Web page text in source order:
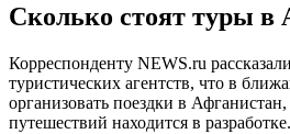
Сколько стоят туры в
Корреспонденту NEWS.ru
туристических агентств, что в
организовать поездки в
путешествий находится в разработке.